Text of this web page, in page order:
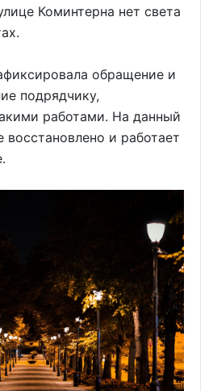
Коминтерна нет света
обращение и
подрядчику,
работами. На данный
и работает